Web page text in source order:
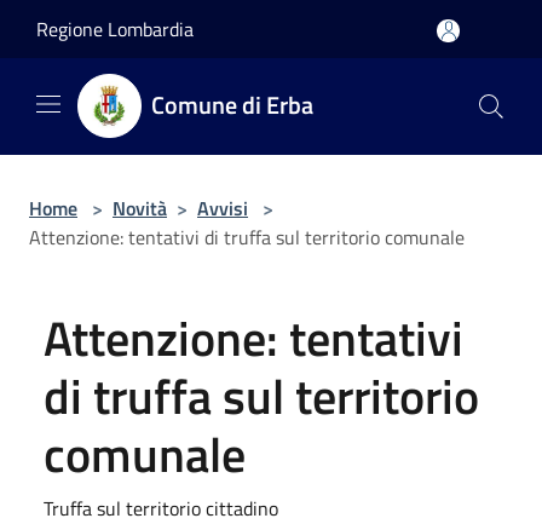
Regione Lombardia
Comune di Erba
Home > Novità > Avvisi >
Attenzione: tentativi di truffa sul territorio comunale
Attenzione: tentativi
di truffa sul territorio
comunale
Truffa sul territorio cittadino